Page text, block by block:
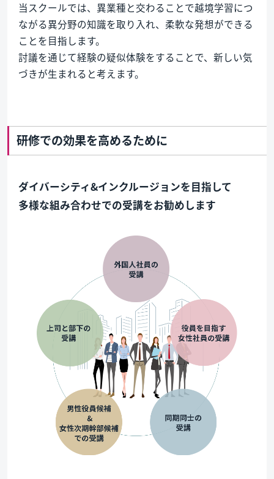
当スクールでは、異業種と交わることで越境学習につ
ながる異分野の知識を取り入れ、柔軟な発想ができる
ことを目指します。
討議を通じて経験の疑似体験をすることで、新しい気
づきが生まれると考えます。
研修での効果を高めるために
ダイバーシティ&インクルージョンを目指して
多様な組み合わせでの受講をお勧めします